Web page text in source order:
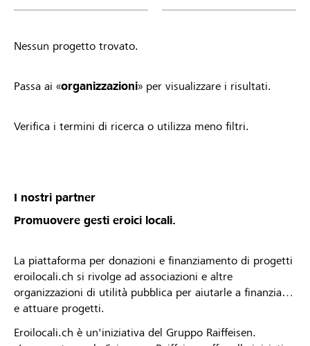
Nessun progetto trovato.
Passa ai «organizzazioni» per visualizzare i risultati.
Verifica i termini di ricerca o utilizza meno filtri.
I nostri partner
Promuovere gesti eroici locali.
La piattaforma per donazioni e finanziamento di progetti
eroilocali.ch si rivolge ad associazioni e altre
organizzazioni di utilità pubblica per aiutarle a finanziare
e attuare progetti.
Eroilocali.ch è un'iniziativa del Gruppo Raiffeisen.